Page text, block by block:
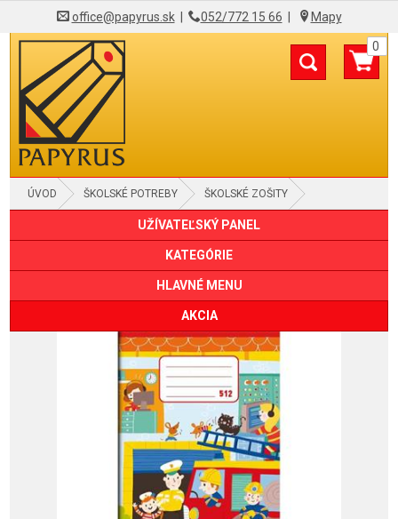
office@papyrus.sk| 052/772 15 66 Mapy
0
ÚVOD ŠKOLSKÉ POTREBY ŠKOLSKÉ ZOŠITY
UŽÍVATEĽSKÝ PANEL
KATEGÓRIE
HLAVNÉ MENU
AKCIA